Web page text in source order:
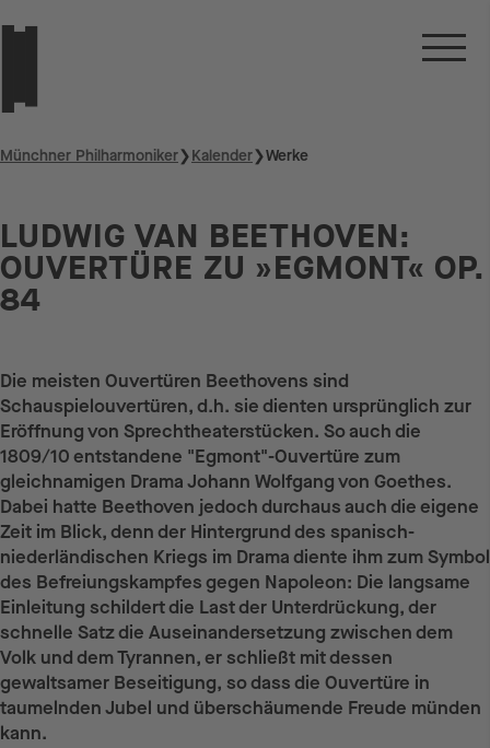
Münchner Philharmoniker❯Kalender❯Werke
LUDWIG VAN BEETHOVEN:
OUVERTÜRE ZU »EGMONT« OP.
84
Die meisten Ouvertüren Beethovens sind
Schauspielouvertüren, d.h. sie dienten ursprünglich zur
Eröffnung von Sprechtheaterstücken. So auch die
1809/10 entstandene "Egmont"-Ouvertüre zum
gleichnamigen Drama Johann Wolfgang von Goethes.
Dabei hatte Beethoven jedoch durchaus auch die eigene
Zeit im Blick, denn der Hintergrund des spanisch-
niederländischen Kriegs im Drama diente ihm zum Symbol
des Befreiungskampfes gegen Napoleon: Die langsame
Einleitung schildert die Last der Unterdrückung, der
schnelle Satz die Auseinandersetzung zwischen dem
Volk und dem Tyrannen, er schließt mit dessen
gewaltsamer Beseitigung, so dass die Ouvertüre in
taumelnden Jubel und überschäumende Freude münden
kann.